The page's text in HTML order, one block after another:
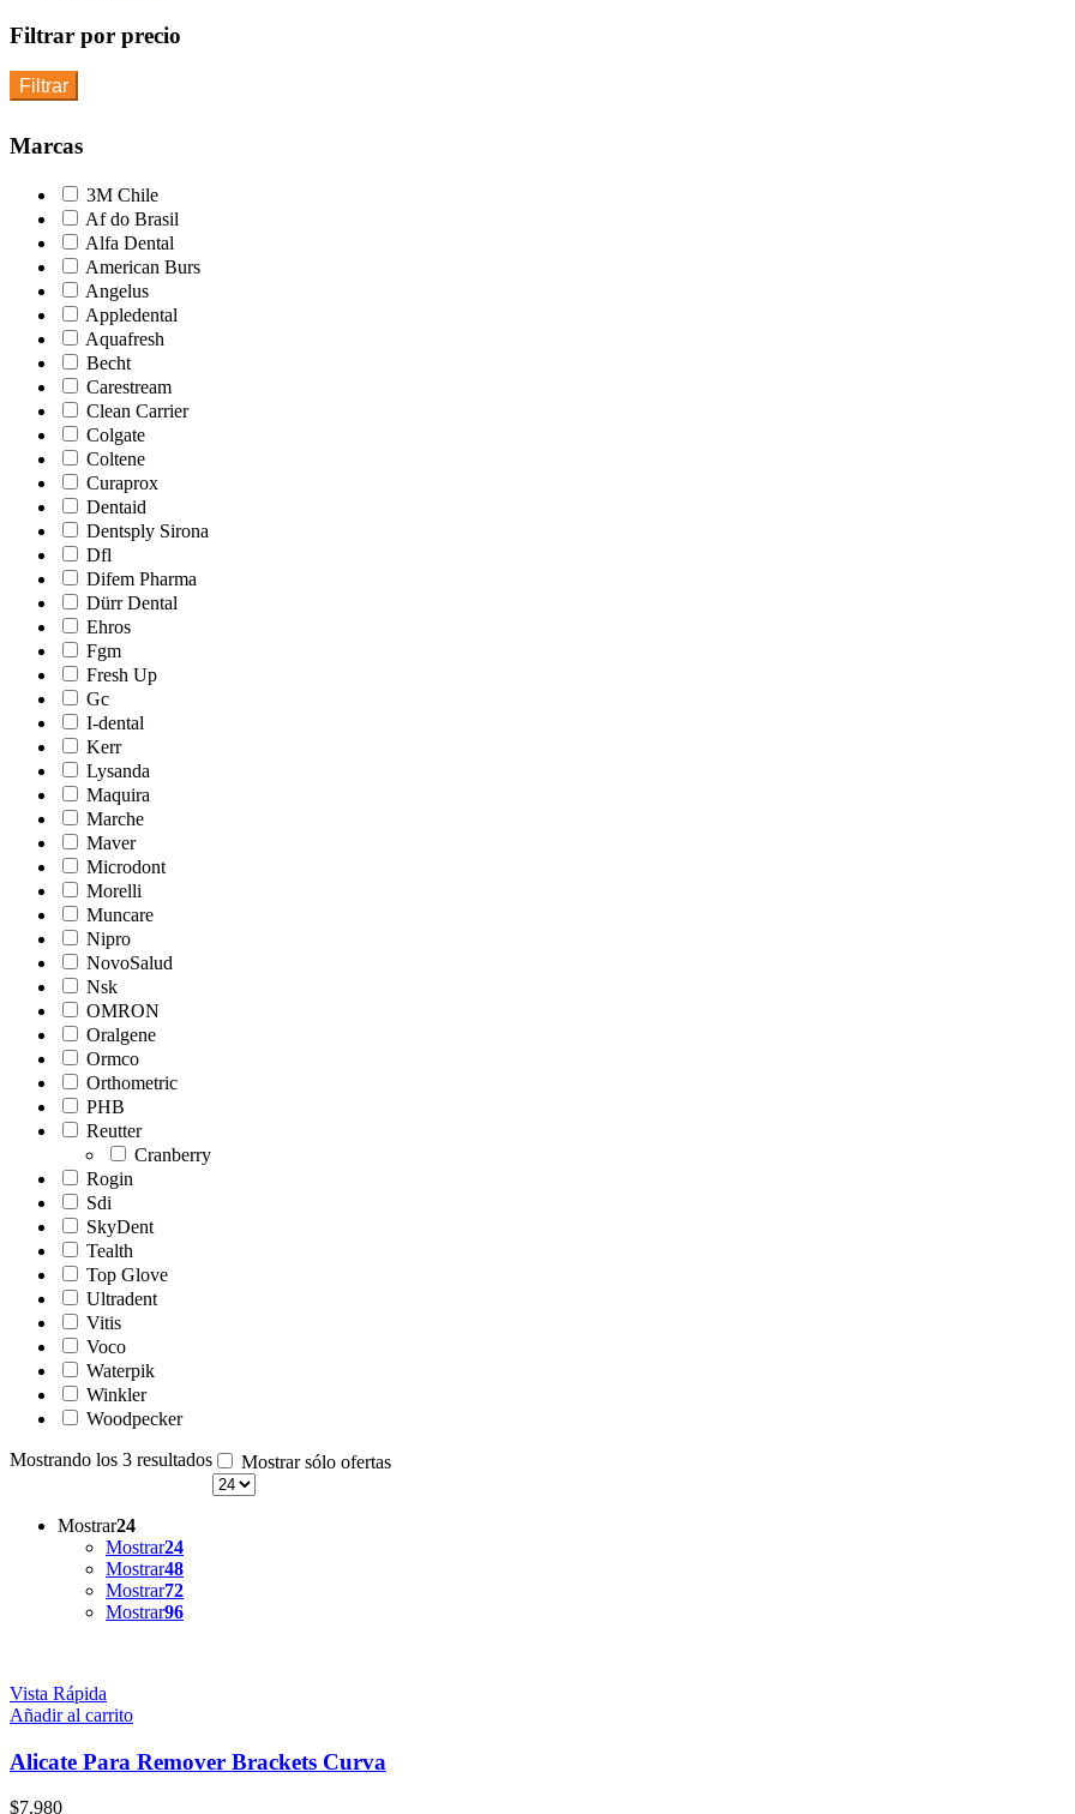
Filtrar por precio
Filtrar
Marcas
3M Chile
Af do Brasil
Alfa Dental
American Burs
Angelus
Appledental
Aquafresh
Becht
Carestream
Clean Carrier
Colgate
Coltene
Curaprox
Dentaid
Dentsply Sirona
Dfl
Difem Pharma
Dürr Dental
Ehros
Fgm
Fresh Up
Gc
I-dental
Kerr
Lysanda
Maquira
Marche
Maver
Microdont
Morelli
Muncare
Nipro
NovoSalud
Nsk
OMRON
Oralgene
Ormco
Orthometric
PHB
Reutter
Cranberry
Rogin
Sdi
SkyDent
Tealth
Top Glove
Ultradent
Vitis
Voco
Waterpik
Winkler
Woodpecker
Mostrando los 3 resultados
Mostrar sólo ofertas
Mostrar24
Mostrar24
Mostrar48
Mostrar72
Mostrar96
Vista Rápida
Añadir al carrito
Alicate Para Remover Brackets Curva
$7.980